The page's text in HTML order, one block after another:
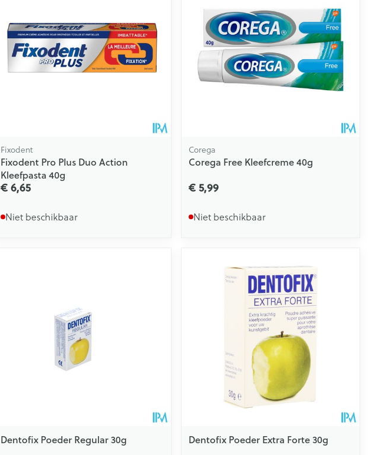
Fixodent
Fixodent Pro Plus Duo Action
Kleefpasta 40g
€ 6,65
Niet beschikbaar
Corega
Corega Free Kleefcreme 40g
€ 5,99
Niet beschikbaar
Dentofix Poeder Regular 30g Dentofix Poeder Extra Forte 30g